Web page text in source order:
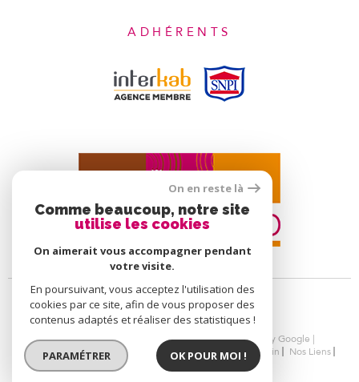
ADHÉRENTS
© 2026 | Tous droits réservés | Traduction powered by Google |
Nos Honoraires
Plan Du Site Mentions Légales Admin
Nos Liens
Politique RGPD
On en reste là
Comme beaucoup, notre site
utilise les cookies
On aimerait vous accompagner pendant
votre visite.
En poursuivant, vous acceptez l'utilisation des
cookies par ce site, afin de vous proposer des
contenus adaptés et réaliser des statistiques !
PARAMÉTRER OK POUR MOI !